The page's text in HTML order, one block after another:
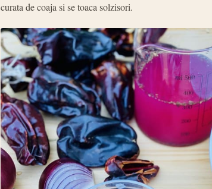
curata de coaja si se toaca solzisori.